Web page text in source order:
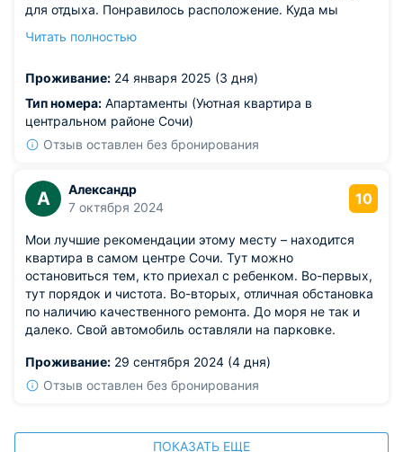
для отдыха. Понравилось расположение. Куда мы
Поблизости находились кафешки, где мы собственно и
Читать полностью
Проживание: 24 января 2025 (3 дня)
Тип номера: Апартаменты (Уютная квартира в
центральном районе Сочи)
Отзыв оставлен без бронирования
А
Александр
7 октября 2024
10
Мои лучшие рекомендации этому месту – находится
квартира в самом центре Сочи. Тут можно
остановиться тем, кто приехал с ребенком. Во-первых,
тут порядок и чистота. Во-вторых, отличная обстановка
по наличию качественного ремонта. До моря не так и
далеко. Свой автомобиль оставляли на парковке.
Проживание: 29 сентября 2024 (4 дня)
Отзыв оставлен без бронирования
ПОКАЗАТЬ ЕЩЕ